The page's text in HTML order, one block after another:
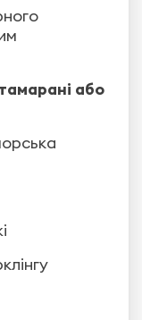
або